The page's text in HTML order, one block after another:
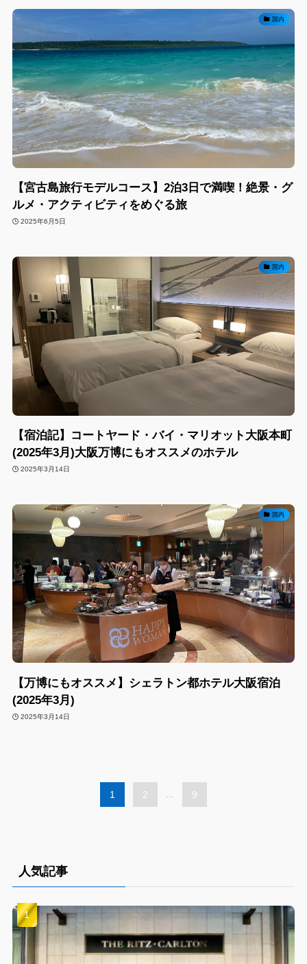
国内
【宮古島旅行モデルコース】2泊3日で満喫！絶景・グ
ルメ・アクティビティをめぐる旅
2025年6月5日
国内
【宿泊記】コートヤード・バイ・マリオット大阪本町
(2025年3月)大阪万博にもオススメのホテル
2025年3月14日
国内
【万博にもオススメ】シェラトン都ホテル大阪宿泊
(2025年3月)
2025年3月14日
1 2 ... 9
人気記事